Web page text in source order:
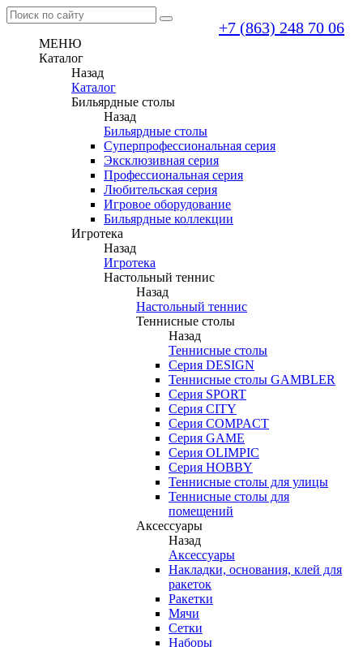
+7 (863) 248 70 06
МЕНЮ
Каталог
Назад
Каталог
Бильярдные столы
Назад
Бильярдные столы
Суперпрофессиональная серия
Эксклюзивная серия
Профессиональная серия
Любительская серия
Игровое оборудование
Бильярдные коллекции
Игротека
Назад
Игротека
Настольный теннис
Назад
Настольный теннис
Теннисные столы
Назад
Теннисные столы
Серия DESIGN
Теннисные столы GAMBLER
Серия SPORT
Серия CITY
Серия COMPACT
Серия GAME
Серия OLIMPIC
Серия HOBBY
Теннисные столы для улицы
Теннисные столы для
помещений
Аксессуары
Назад
Аксессуары
Накладки, основания, клей для
ракеток
Ракетки
Мячи
Сетки
Наборы